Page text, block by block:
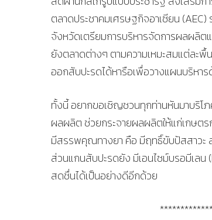
ตลาดประชาคมเศรษฐกิจอาเซียน
จังหวัดเตรียมการบริหารจัดการผลผลิต
ยังตลาดต่างๆ ตามความเหมะสมแต่ละ
ออกสับปะรดได้หารือเพื่อวางแผนบริหา
ทั้งนี้ อยากขอเชิญชวนทุกท่านหันมาบริโ
ผลผลิต ช่วยกระจายผลผลิตให้แก่เกษ
มีสรรพคุณทางยา คือ มีฤทธิ์ขับปัสสาวะ
ส่วนแกนสับปะรดยัง มีเอนไซม์บรอมีเลน
สดชื่นได้เป็นอย่างดีอีกด้วย